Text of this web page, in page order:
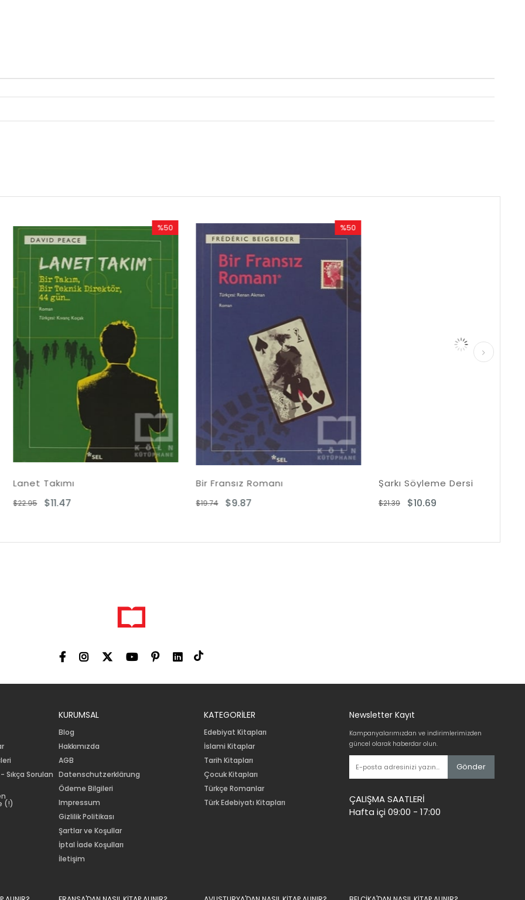
%50
İndirim
%50İndirim
Bir Fransız Romanı
$9.87
İndirim
%50İndirim
Şarkı Söyleme Dersi
$10.69
Sıkça Sorulan
(!)
KURUMSAL
Blog
Hakkımızda
AGB
Datenschutzerklärung
Ödeme Bilgileri
Impressum
Gizlilik Politikası
Şartlar ve Koşullar
İptal İade Koşulları
İletişim
KATEGORİLER
Edebiyat Kitapları
İslami Kitaplar
Tarih Kitapları
Çocuk Kitapları
Türkçe Romanlar
Türk Edebiyatı Kitapları
Newsletter Kayıt
Kampanyalarımızdan ve indirimlerimizden
güncel olarak haberdar olun.
Gönder
ÇALIŞMA SAATLERİ
Hafta içi 09:00 - 17:00